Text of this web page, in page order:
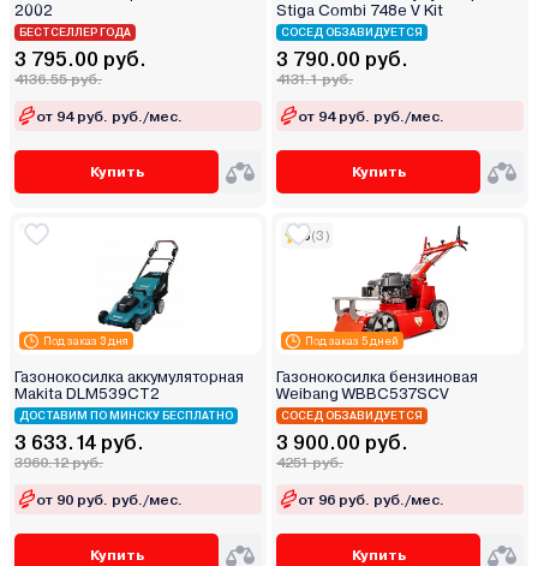
2002
БЕСТСЕЛЛЕР ГОДА
3 795.00 руб.
4136.55 руб.
от 94 руб. руб./мес.
Купить
Stiga Combi 748e V Kit
СОСЕД ОБЗАВИДУЕТСЯ
3 790.00 руб.
4131.1 руб.
от 94 руб. руб./мес.
Купить
Под заказ 3 дня
Газонокосилка аккумуляторная
Makita DLM539CT2
ДОСТАВИМ ПО МИНСКУ БЕСПЛАТНО
3 633.14 руб.
3960.12 руб.
от 90 руб. руб./мес.
Купить
Под заказ 5 дней
5(3)
Газонокосилка бензиновая
Weibang WBBC537SCV
СОСЕД ОБЗАВИДУЕТСЯ
3 900.00 руб.
4251 руб.
от 96 руб. руб./мес.
Купить